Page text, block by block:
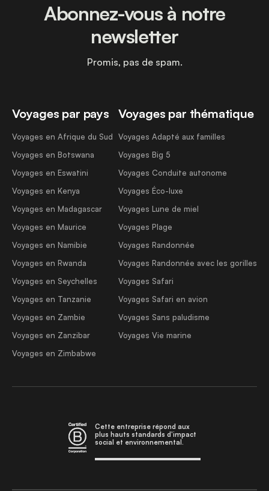
Voyages par pays
Voyages en Afrique du Sud
Voyages en Botswana
Voyages en Eswatini
Voyages en Kenya
Voyages en Madagascar
Voyages en Maurice
Voyages en Namibie
Voyages en Rwanda
Voyages en Seychelles
Voyages en Tanzanie
Voyages en Zambie
Voyages en Zanzibar
Voyages en Zimbabwe
Voyages par thématique
Voyages Adapté aux familles
Voyages Big 5
Voyages Conduite autonome
Voyages Éco-luxe
Voyages Lune de miel
Voyages Plage
Voyages Randonnée
Voyages Randonnée avec les gorilles
Voyages Safari
Voyages Safari en avion
Voyages Sans paludisme
Voyages Vie marine
Abonnez-vous à notre
newsletter
Promis, pas de spam.
Cette entreprise répond aux
plus hauts standards d'impact
social et environnemental.